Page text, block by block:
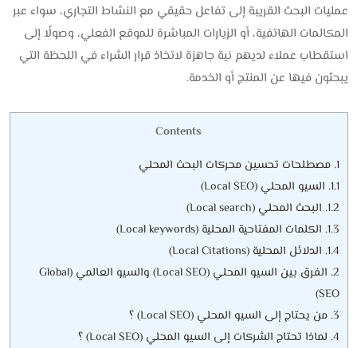
عمليات البحث القريبة إلى تفاعل حقيقي مع النشاط التجاري، سواء عبر
المكالمات الهاتفية، أو الزيارات المباشرة للموقع الفعلي، وصولًا إلى
استقطاب عملاء لديهم نية جاهزة لاتخاذ قرار الشراء في اللحظة التي
يبحثون فيها عن المنتج أو الخدمة.
Contents
1. مصطلحات تحسين محركات البحث المحلي
1.1. السيو المحلي (Local SEO)
1.2. البحث المحلي (Local search)
1.3. الكلمات المفتاحية المحلية (Local keywords)
1.4. الدلائل المحلية (Local Citations)
2.
الفرق بين السيو المحلي (Local SEO) والسيو العالمي (Global
SEO)
3. من يحتاج إلى السيو المحلي (Local SEO) ؟
4. لماذا تحتاج الشركات إلى السيو المحلي (Local SEO) ؟